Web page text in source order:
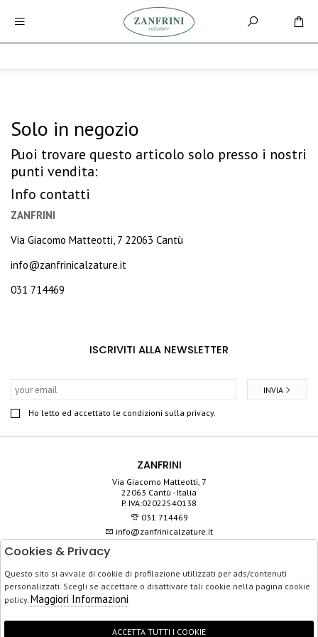
Solo in negozio
Puoi trovare questo articolo solo presso i nostri
punti vendita:
Info contatti
ZANFRINI
Via Giacomo Matteotti, 7 22063 Cantù
info@zanfrinicalzature.it
031 714469
ISCRIVITI ALLA NEWSLETTER
Ho letto ed accettato le condizioni sulla privacy.
INVIA
ZANFRINI
Via Giacomo Matteotti, 7
22063 Cantù - Italia
P. IVA:02022540138
031 714469
info@zanfrinicalzature.it
SERVIZIO CLIENTI
ACQUISTO SICURO
Cookies & Privacy
Questo sito si avvale di cookie di profilazione utilizzati per ads/contenuti
personalizzati. Scegli se accettare o disattivare tali cookie nella pagina cookie
policy. Maggiori Informazioni
ACCETTA TUTTI I COOKIE